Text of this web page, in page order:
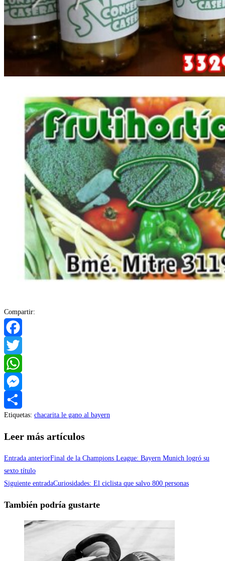
Compartir:
Facebook
Twitter
WhatsApp
Messenger
Compartir
Etiquetas: chacarita le gano al bayern
Leer más artículos
Entrada anteriorFinal de la Champions League: Bayern Munich logró su
sexto título
Siguiente entradaCuriosidades: El ciclista que salvo 800 personas
También podría gustarte